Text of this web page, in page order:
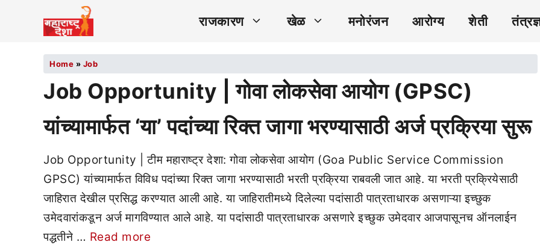
राजकारण खेळ मनोरंजन आरोग्य शेती
Home » Job
Job Opportunity | गोवा लोकसेवा आयोग (GPSC)
यांच्यामार्फत ‘या’ पदांच्या रिक्त जागा भरण्यासाठी अर्ज प्रक्रिया सुरू
Job Opportunity | टीम महाराष्ट्र देशा: गोवा लोकसेवा आयोग (Goa Public Service Commission
GPSC) यांच्यामार्फत विविध पदांच्या रिक्त जागा भरण्यासाठी भरती प्रक्रिया राबवली जात आहे. या भरती प्रक्रियेसाठी
जाहिरात देखील प्रसिद्ध करण्यात आली आहे. या जाहिरातीमध्ये दिलेल्या पदांसाठी पात्रताधारक असणाऱ्या इच्छुक
उमेदवारांकडून अर्ज मागविण्यात आले आहे. या पदांसाठी पात्रताधारक असणारे इच्छुक उमेदवार आजपासूनच ऑनलाईन
पद्धतीने … Read more